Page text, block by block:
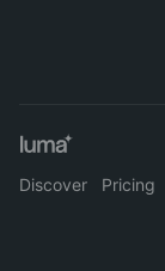
Discover Pricing